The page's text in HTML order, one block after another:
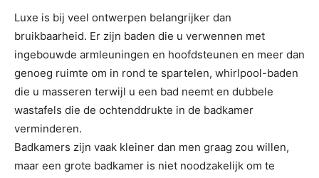
Luxe is bij veel ontwerpen belangrijker dan
bruikbaarheid. Er zijn baden die u verwennen met
ingebouwde armleuningen en hoofdsteunen en meer dan
genoeg ruimte om in rond te spartelen, whirlpool-baden
die u masseren terwijl u een bad neemt en dubbele
wastafels die de ochtenddrukte in de badkamer
verminderen.
Badkamers zijn vaak kleiner dan men graag zou willen,
maar een grote badkamer is niet noodzakelijk om te